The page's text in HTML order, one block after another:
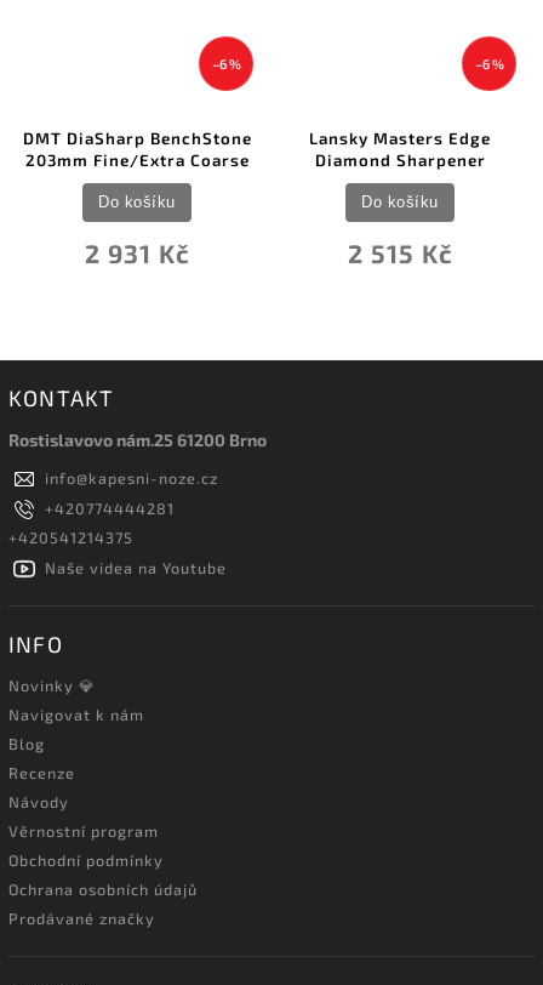
–6 %
DMT DiaSharp BenchStone
203mm Fine/Extra Coarse
2 931 Kč
Do košíku
–6 %
Lansky Masters Edge
Diamond Sharpener
2 515 Kč
Do košíku
KONTAKT
Rostislavovo nám.25 61200 Brno
info@kapesni-noze.cz
+420774444281
+420541214375
Naše videa na Youtube
INFO
Novinky 💎
Navigovat k nám
Blog
Recenze
Návody
Věrnostní program
Obchodní podmínky
Ochrana osobních údajů
Prodávané značky